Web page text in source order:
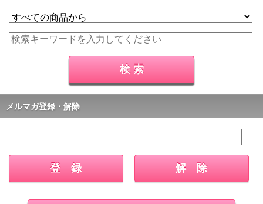
メルマガ登録・解除